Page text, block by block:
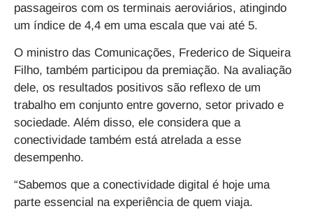
passageiros com os terminais aeroviários, atingindo
um índice de 4,4 em uma escala que vai até 5.
O ministro das Comunicações, Frederico de Siqueira
Filho, também participou da premiação. Na avaliação
dele, os resultados positivos são reflexo de um
trabalho em conjunto entre governo, setor privado e
sociedade. Além disso, ele considera que a
conectividade também está atrelada a esse
desempenho.
“Sabemos que a conectividade digital é hoje uma
parte essencial na experiência de quem viaja.